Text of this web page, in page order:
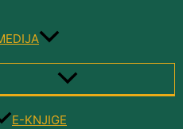
MENU
TOGGLE
E-KNJIGE